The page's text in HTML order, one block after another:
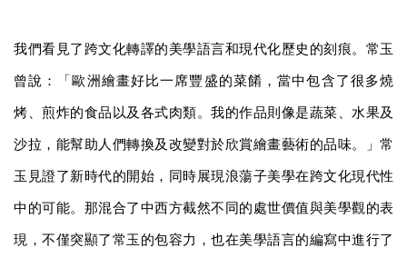
我們看見了跨文化轉譯的美學語言和現代化歷史的刻痕。常玉
曾說：「歐洲繪畫好比一席豐盛的菜餚，當中包含了很多燒
烤、煎炸的食品以及各式肉類。我的作品則像是蔬菜、水果及
沙拉，能幫助人們轉換及改變對於欣賞繪畫藝術的品味。」常
玉見證了新時代的開始，同時展現浪蕩子美學在跨文化現代性
中的可能。那混合了中西方截然不同的處世價值與美學觀的表
現，不僅突顯了常玉的包容力，也在美學語言的編寫中進行了